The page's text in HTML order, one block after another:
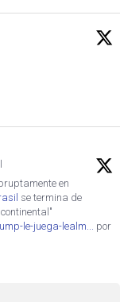
en
se termina de
le-juega-lealm...
por